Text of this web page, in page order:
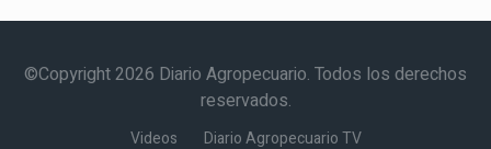
©Copyright 2026 Diario Agropecuario. Todos los derechos
reservados.
Videos Diario Agropecuario TV